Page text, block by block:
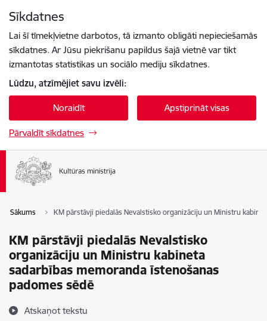
Sīkdatnes
Lai šī tīmekļvietne darbotos, tā izmanto obligāti nepieciešamās
sīkdatnes. Ar Jūsu piekrišanu papildus šajā vietnē var tikt
izmantotas statistikas un sociālo mediju sīkdatnes.
Lūdzu, atzīmējiet savu izvēli:
Noraidīt Apstiprināt visas
Pārvaldīt sīkdatnes
Sākums KM pārstāvji piedalās Nevalstisko organizāciju un Ministru
KM pārstāvji piedalās Nevalstisko
organizāciju un Ministru kabineta
sadarbības memoranda īstenošanas
padomes sēdē
Atskaņot tekstu